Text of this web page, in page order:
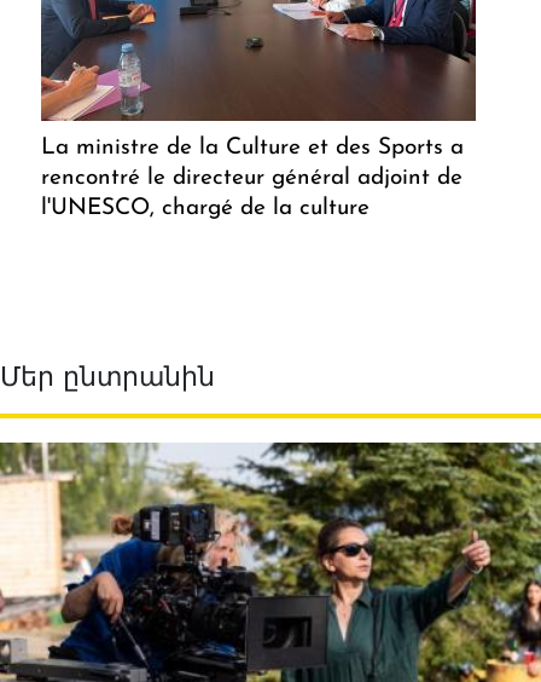
La ministre de la Culture et des Sports a
rencontré le directeur général adjoint de
l'UNESCO, chargé de la culture
Մեր ընտրանին